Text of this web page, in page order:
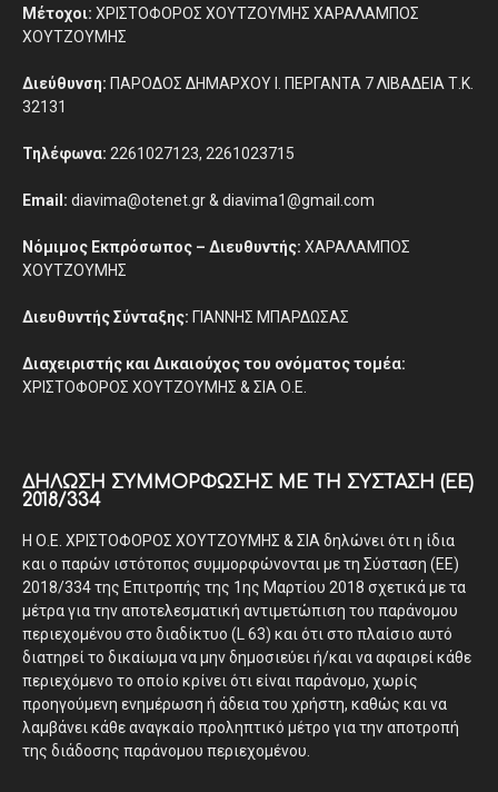
Μέτοχοι: ΧΡΙΣΤΟΦΟΡΟΣ ΧΟΥΤΖΟΥΜΗΣ ΧΑΡΑΛΑΜΠΟΣ
ΧΟΥΤΖΟΥΜΗΣ
Διεύθυνση: ΠΑΡΟΔΟΣ ΔΗΜΑΡΧΟΥ Ι. ΠΕΡΓΑΝΤΑ 7 ΛΙΒΑΔΕΙΑ Τ.Κ.
32131
Τηλέφωνα: 2261027123, 2261023715
Email: diavima@otenet.gr & diavima1@gmail.com
Νόμιμος Εκπρόσωπος – Διευθυντής: ΧΑΡΑΛΑΜΠΟΣ
ΧΟΥΤΖΟΥΜΗΣ
Διευθυντής Σύνταξης: ΓΙΑΝΝΗΣ ΜΠΑΡΔΩΣΑΣ
Διαχειριστής και Δικαιούχος του ονόματος τομέα:
ΧΡΙΣΤΟΦΟΡΟΣ ΧΟΥΤΖΟΥΜΗΣ & ΣΙΑ Ο.Ε.
ΔΉΛΩΣΗ ΣΥΜΜΌΡΦΩΣΗΣ ΜΕ ΤΗ ΣΎΣΤΑΣΗ (ΕΕ)
2018/334
Η Ο.Ε. ΧΡΙΣΤΟΦΟΡΟΣ ΧΟΥΤΖΟΥΜΗΣ & ΣΙΑ δηλώνει ότι η ίδια
και ο παρών ιστότοπος συμμορφώνονται με τη Σύσταση (ΕΕ)
2018/334 της Επιτροπής της 1ης Μαρτίου 2018 σχετικά με τα
μέτρα για την αποτελεσματική αντιμετώπιση του παράνομου
περιεχομένου στο διαδίκτυο (L 63) και ότι στο πλαίσιο αυτό
διατηρεί το δικαίωμα να μην δημοσιεύει ή/και να αφαιρεί κάθε
περιεχόμενο το οποίο κρίνει ότι είναι παράνομο, χωρίς
προηγούμενη ενημέρωση ή άδεια του χρήστη, καθώς και να
λαμβάνει κάθε αναγκαίο προληπτικό μέτρο για την αποτροπή
της διάδοσης παράνομου περιεχομένου.